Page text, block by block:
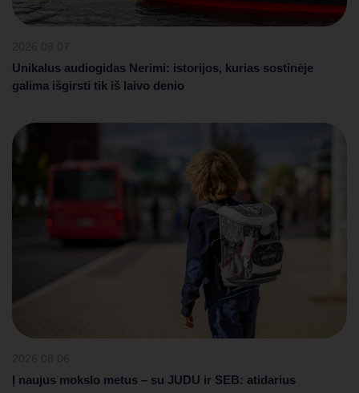
Unikalus audiogidas Nerimi: istorijos, kurias sostinėje
galima išgirsti tik iš laivo denio
Į naujus mokslo metus – su JUDU ir SEB: atidarius